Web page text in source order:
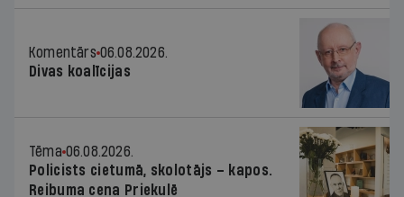
Komentārs 06.08.2026.
Divas koalīcijas
Tēma 06.08.2026.
Policists cietumā, skolotājs – kapos.
Reibuma cena Priekulē